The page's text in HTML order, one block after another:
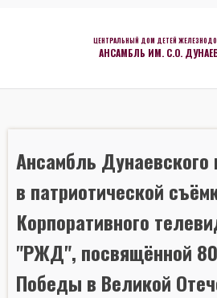
ЦЕНТРАЛЬНЫЙ ДОМ ДЕТЕЙ
АНСАМБЛЬ ИМ. С.О.
Ансамбль Дунаевского
в патриотической
Корпоративного
"РЖД", посвящённой
Победы в Великой